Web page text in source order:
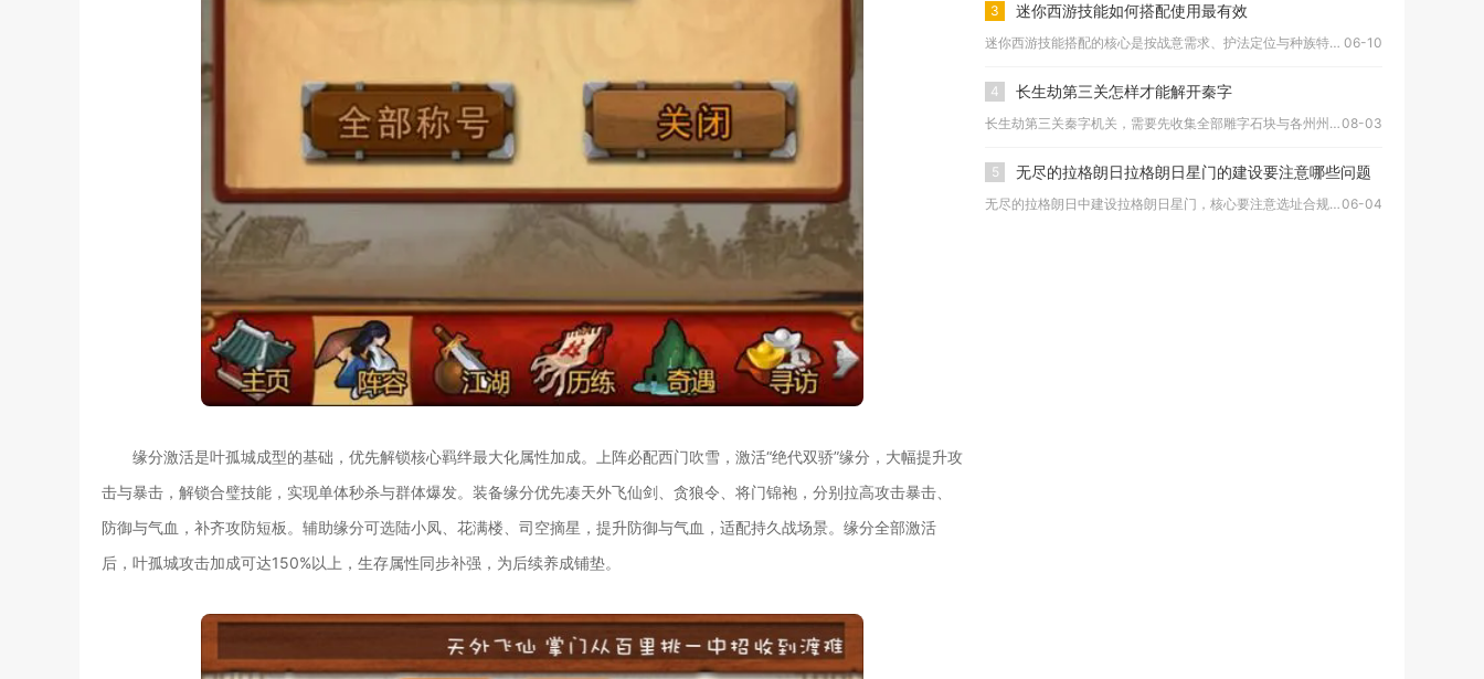
缘分激活是叶孤城成型的基础，优先解锁核心羁绊最大化属性加成。上阵必配西门吹雪，激活“绝代双骄”缘分，大幅提升攻
击与暴击，解锁合璧技能，实现单体秒杀与群体爆发。装备缘分优先凑天外飞仙剑、贪狼令、将门锦袍，分别拉高攻击暴击、
防御与气血，补齐攻防短板。辅助缘分可选陆小凤、花满楼、司空摘星，提升防御与气血，适配持久战场景。缘分全部激活
后，叶孤城攻击加成可达150%以上，生存属性同步补强，为后续养成铺垫。
3 迷你西游技能如何搭配使用最有效
迷你西游技能搭配的核心是按战意需求、护法定位与种族特性分层组... 06-10
4 长生劫第三关怎样才能解开秦字
长生劫第三关秦字机关，需要先收集全部雕字石块与各州州印，将九...08-03
5 无尽的拉格朗日拉格朗日星门的建设要注意哪些问题
无尽的拉格朗日中建设拉格朗日星门，核心要注意选址合规、资源充...06-04